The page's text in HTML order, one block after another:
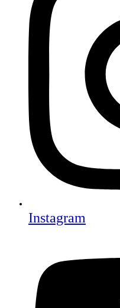
Instagram